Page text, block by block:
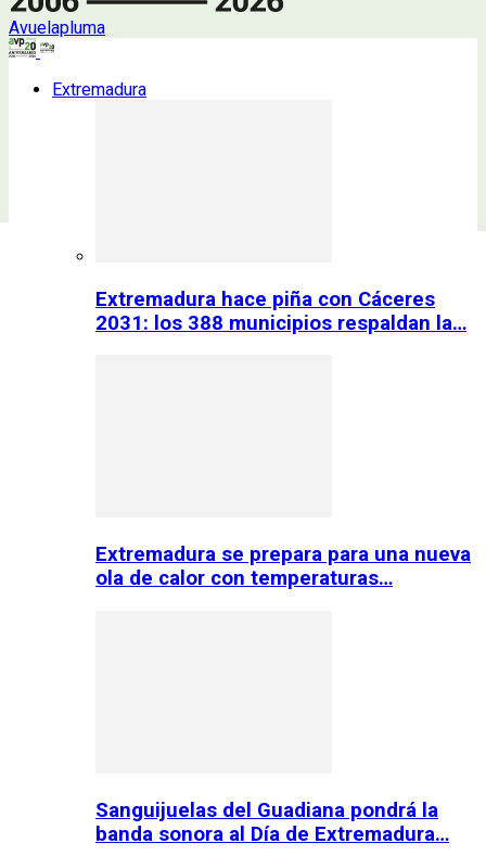
Avuelapluma
Extremadura
Extremadura hace piña con Cáceres
2031: los 388 municipios respaldan la…
Extremadura se prepara para una nueva
ola de calor con temperaturas…
Sanguijuelas del Guadiana pondrá la
banda sonora al Día de Extremadura…